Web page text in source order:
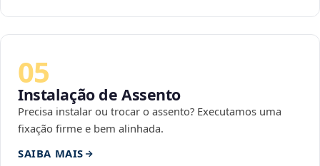
05
Instalação de Assento
Precisa instalar ou trocar o assento? Executamos uma
fixação firme e bem alinhada.
SAIBA MAIS